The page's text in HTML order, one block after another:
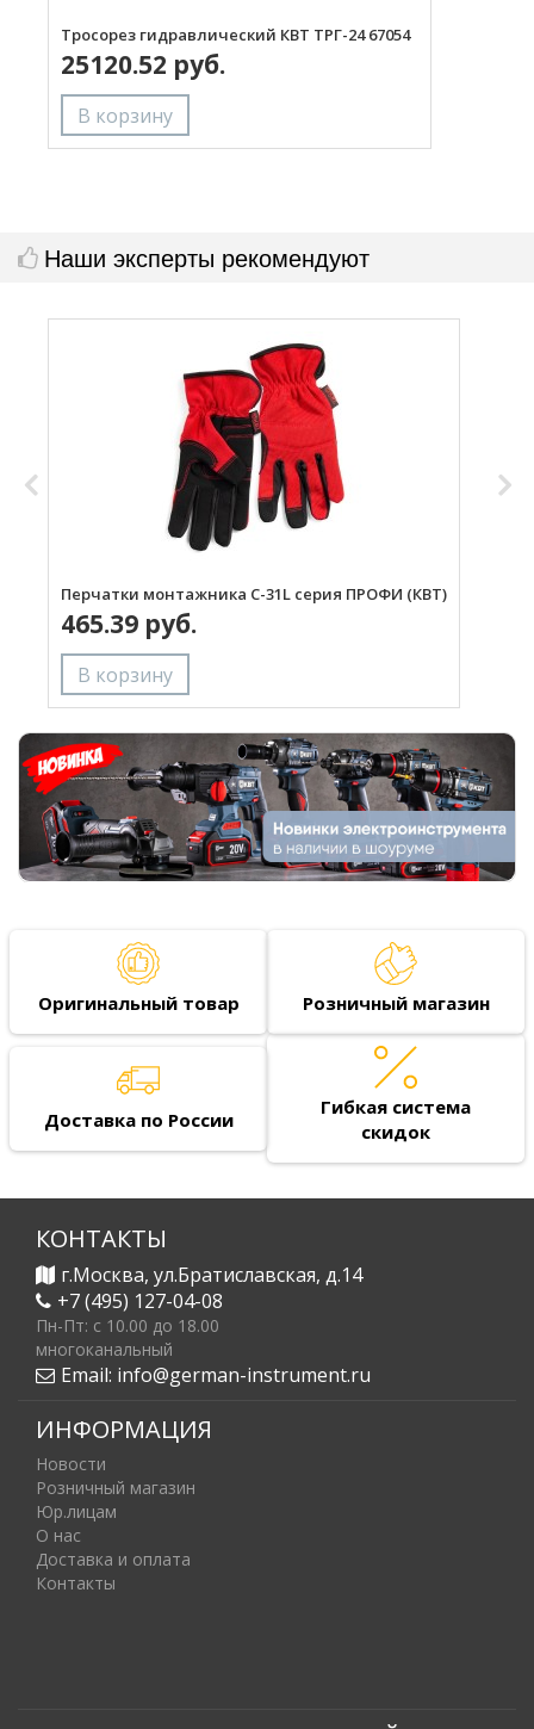
Тросорез гидравлический КВТ ТРГ-24 67054
25120.52 руб.
Наши эксперты рекомендуют
Перчатки монтажника С-31L серия ПРОФИ (КВТ)
465.39 руб.
Оригинальный товар Розничный магазин
Доставка по России
Гибкая система
скидок
КОНТАКТЫ
г.Москва, ул.Братиславская, д.14
+7 (495) 127-04-08
Пн-Пт: c 10.00 до 18.00
многоканальный
Email: info@german-instrument.ru
ИНФОРМАЦИЯ
Новости
Розничный магазин
Юр.лицам
О нас
Доставка и оплата
Контакты